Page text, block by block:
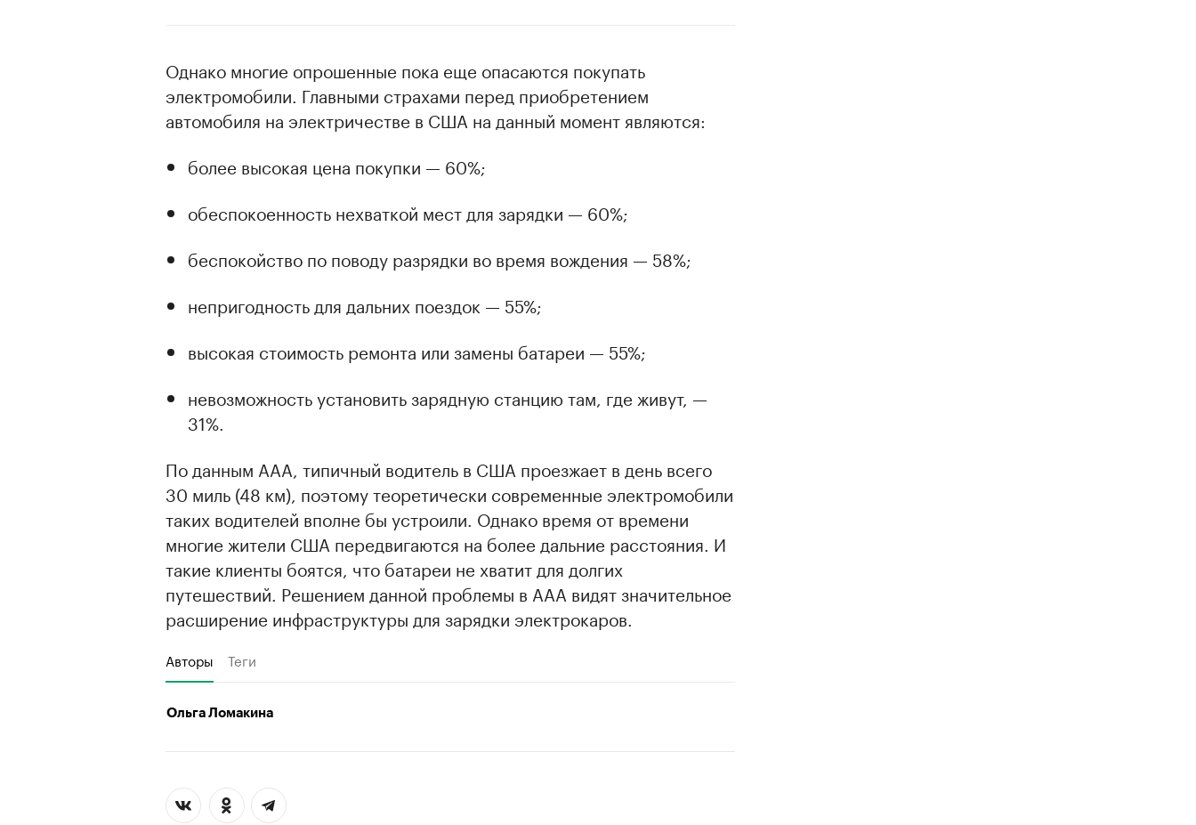
Однако многие опрошенные пока еще опасаются покупать
электромобили. Главными страхами перед приобретением
автомобиля на электричестве в США на данный момент являются:
более высокая цена покупки — 60%;
обеспокоенность нехваткой мест для зарядки — 60%;
беспокойство по поводу разрядки во время вождения — 58%;
непригодность для дальних поездок — 55%;
высокая стоимость ремонта или замены батареи — 55%;
невозможность установить зарядную станцию там, где живут, —
31%.
По данным ААА, типичный водитель в США проезжает в день всего
30 миль (48 км), поэтому теоретически современные электромобили
таких водителей вполне бы устроили. Однако время от времени
многие жители США передвигаются на более дальние расстояния. И
такие клиенты боятся, что батареи не хватит для долгих
путешествий. Решением данной проблемы в ААА видят значительное
расширение инфраструктуры для зарядки электрокаров.
Авторы Теги
Ольга Ломакина